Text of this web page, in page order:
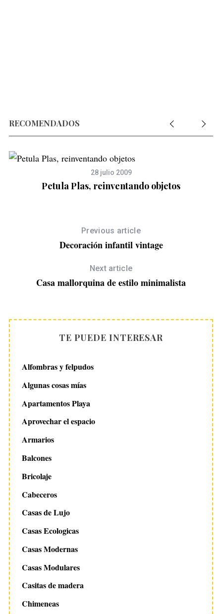
RECOMENDADOS
28 julio 2009
Petula Plas, reinventando objetos
Previous article
Decoración infantil vintage
Next article
Casa mallorquina de estilo minimalista
TE PUEDE INTERESAR
Alfombras y felpudos
Algunas cosas mías
Apartamentos Playa
Aprovechar el espacio
Armarios
Balcones
Bricolaje
Cabeceros
Casas de Lujo
Casas Ecologicas
Casas Modernas
Casas Modulares
Casitas de madera
Chimeneas